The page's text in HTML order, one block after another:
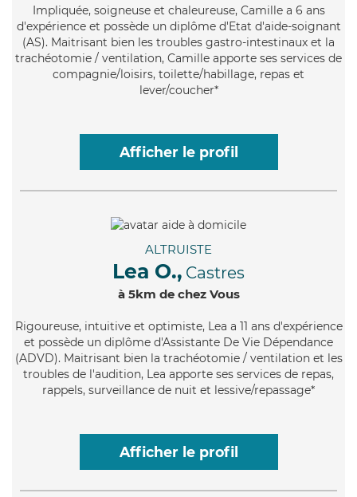
Impliquée, soigneuse et chaleureuse, Camille a 6 ans
d'expérience et possède un diplôme d'Etat d'aide-soignant
(AS). Maitrisant bien les troubles gastro-intestinaux et la
trachéotomie / ventilation, Camille apporte ses services de
compagnie/loisirs, toilette/habillage, repas et
lever/coucher*
Afficher le profil
ALTRUISTE
Lea O., Castres
à 5km de chez Vous
Rigoureuse, intuitive et optimiste, Lea a 11 ans d'expérience
et possède un diplôme d'Assistante De Vie Dépendance
(ADVD). Maitrisant bien la trachéotomie / ventilation et les
troubles de l'audition, Lea apporte ses services de repas,
rappels, surveillance de nuit et lessive/repassage*
Afficher le profil